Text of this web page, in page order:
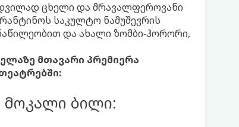
ცხელი და მრავალფეროვანი
საკულტო ნამუშევრის
და ახალი ზომბი-ჰორორი,
მთავარი პრემიერა
- მოკალი ბილი: